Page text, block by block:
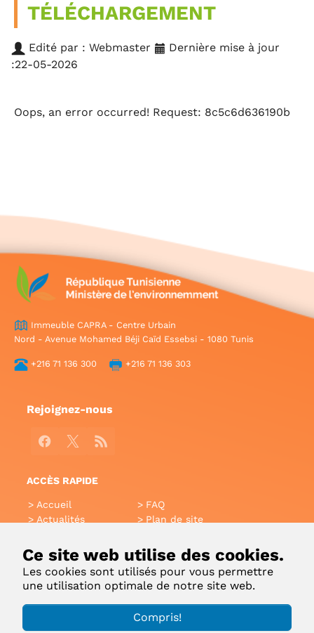
Ce site web utilise des cookies.
Les cookies sont utilisés pour vous permettre
une utilisation optimale de notre site web.
Compris!
TÉLÉCHARGEMENT
Edité par : Webmaster
Dernière mise à jour
:22-05-2026
Oops, an error occurred! Request: 8c5c6d636190b
Immeuble CAPRA - Centre Urbain
Nord - Avenue Mohamed Béji Caïd Essebsi - 1080 Tunis
+216 71 136 300 +216 71 136 303
Rejoignez-nous
Facebook
X RSS
ACCÈS RAPIDE
Accueil
Actualités
Glossaire
Liens utiles
Contact
FAQ
Plan de site
Intranet
Applications Mobiles
Copyright 2022 © Ministère de l'Environnement |